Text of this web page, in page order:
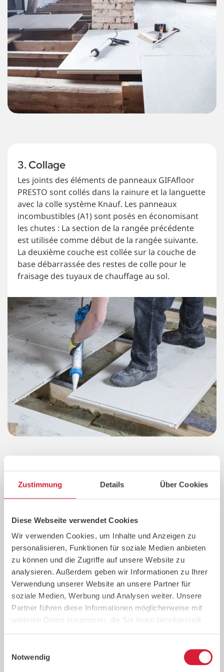
Zustimmung Details Über Cookies
Diese Webseite verwendet Cookies
Wir verwenden Cookies, um Inhalte und Anzeigen zu
personalisieren, Funktionen für soziale Medien anbieten
zu können und die Zugriffe auf unsere Website zu
analysieren. Außerdem geben wir Informationen zu Ihrer
Verwendung unserer Website an unsere Partner für
soziale Medien, Werbung und Analysen weiter. Unsere
Partner führen diese Informationen möglicherweise mit
weiteren Daten zusammen, die Sie ihnen bereitgestellt
Notwendig
3. Collage
Les joints des éléments de panneaux GIFAfloor
PRESTO sont collés dans la rainure et la languette
avec la colle système Knauf. Les panneaux
incombustibles (A1) sont posés en économisant
les chutes : La section de la rangée précédente
est utilisée comme début de la rangée suivante.
La deuxième couche est collée sur la couche de
base débarrassée des restes de colle pour le
fraisage des tuyaux de chauffage au sol.
4. Fraisage de rainures
poussière, avec précision et rapidité les canaux
d'épaisseur à l'aide de fraiseuses spécialement
conçues à cet effet.